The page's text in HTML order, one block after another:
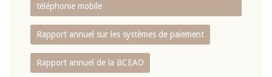
téléphonie mobile
Rapport annuel sur les systèmes de paiement
Rapport annuel de la BCEAO